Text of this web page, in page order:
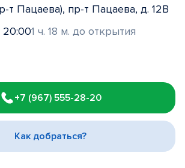
т Пацаева), пр-т Пацаева, д. 12В
1 ч. 18 м. до открытия
+7 (967) 555-28-20
Как добраться?